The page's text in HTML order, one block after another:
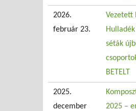
2026.
február 23.
Vezetett
séták
BETELT
2025.
december
2025 –